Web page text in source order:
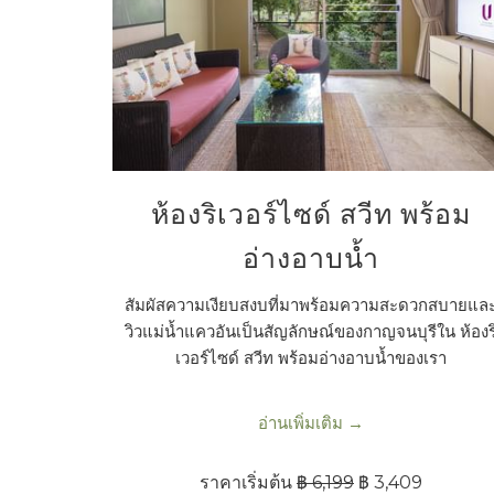
ห้องริเวอร์ไซด์ สวีท พร้อม
อ่างอาบน้ำ
สัมผัสความเงียบสงบที่มาพร้อมความสะดวกสบายแล
วิวแม่น้ำแควอันเป็นสัญลักษณ์ของกาญจนบุรีใน ห้อง
เวอร์ไซด์ สวีท พร้อมอ่างอาบน้ำของเรา
อ่านเพิ่มเติม
ราคาเริ่มต้น ฿ 6,199 ฿ 3,409